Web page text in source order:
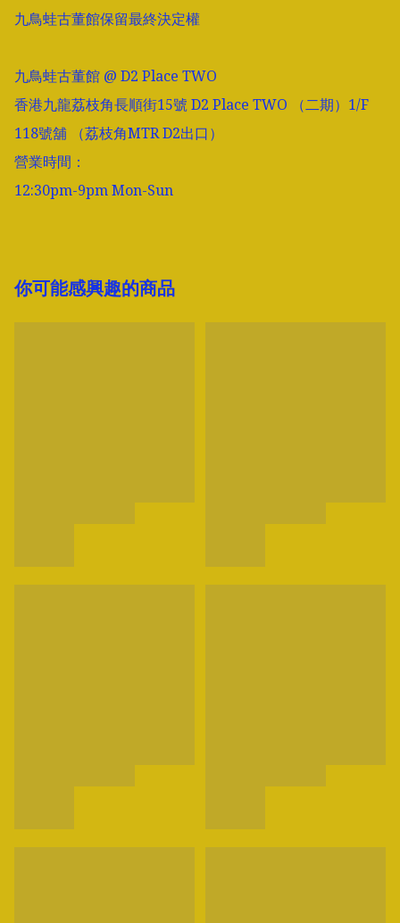
九鳥蛙古董館保留最終決定權
九鳥蛙古董館 @ D2 Place TWO
香港九龍荔枝角長順街15號 D2 Place TWO （二期）1/F
118號舖 （荔枝角MTR D2出口）
營業時間：
12:30pm-9pm Mon-Sun
你可能感興趣的商品